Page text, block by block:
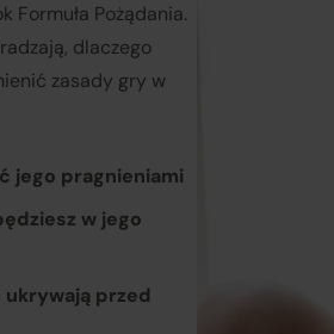
Formuła Pożądania.
dlaczego
zasady gry w
jego pragnieniami
w jego
ukrywają przed
(Zewnętrzni przedsiębiorcy):
przedstawionymi na Platformie;